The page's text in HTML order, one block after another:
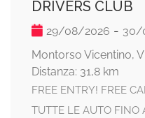
DRIVERS CLUB
29/08/2026 - 30/
Montorso Vicentino, VI
Distanza: 31,8 km
FREE ENTRY! FREE
TUTTE LE AUTO FINO